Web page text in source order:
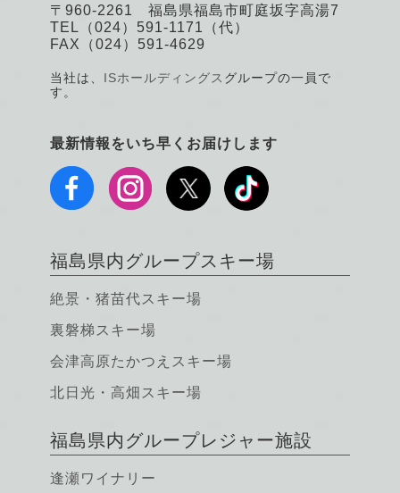
〒960-2261 福島県福島市町庭坂字高湯7
TEL（024）591-1171（代）
FAX（024）591-4629
当社は、 ISホールディングス グループの一員で
す。
最新情報をいち早くお届けします
福島県内グループスキー場
絶景・猪苗代スキー場
裏磐梯スキー場
会津高原たかつえスキー場
北日光・高畑スキー場
福島県内グループレジャー施設
逢瀬ワイナリー